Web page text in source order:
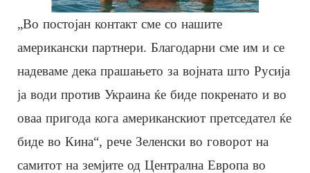
„Во постојан контакт сме со нашите
американски партнери. Благодарни сме им и се
надеваме дека прашањето за војната што Русија
ја води против Украина ќе биде покренато и во
оваа пригода кога американскиот претседател ќе
биде во Кина“, рече Зеленски во говорот на
самитот на земјите од Централна Европа во